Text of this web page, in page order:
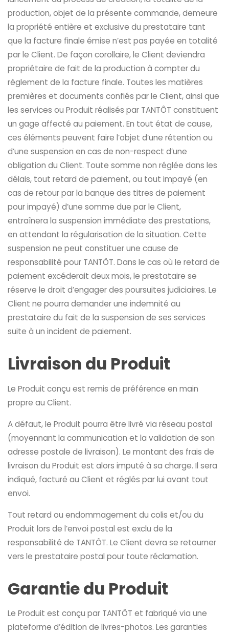
production, objet de la présente commande, demeure
la propriété entière et exclusive du prestataire tant
que la facture finale émise n’est pas payée en totalité
par le Client. De façon corollaire, le Client deviendra
propriétaire de fait de la production à compter du
règlement de la facture finale. Toutes les matières
premières et documents confiés par le Client, ainsi que
les services ou Produit réalisés par TANTÔT constituent
un gage affecté au paiement. En tout état de cause,
ces éléments peuvent faire l’objet d’une rétention ou
d’une suspension en cas de non-respect d’une
obligation du Client. Toute somme non réglée dans les
délais, tout retard de paiement, ou tout impayé (en
cas de retour par la banque des titres de paiement
pour impayé) d’une somme due par le Client,
entraînera la suspension immédiate des prestations,
en attendant la régularisation de la situation. Cette
suspension ne peut constituer une cause de
responsabilité pour TANTÔT. Dans le cas où le retard de
paiement excéderait deux mois, le prestataire se
réserve le droit d’engager des poursuites judiciaires. Le
Client ne pourra demander une indemnité au
prestataire du fait de la suspension de ses services
suite à un incident de paiement.
Livraison du Produit
Le Produit conçu est remis de préférence en main
propre au Client.
A défaut, le Produit pourra être livré via réseau postal
(moyennant la communication et la validation de son
adresse postale de livraison). Le montant des frais de
livraison du Produit est alors imputé à sa charge. Il sera
indiqué, facturé au Client et réglés par lui avant tout
envoi.
Tout retard ou endommagement du colis et/ou du
Produit lors de l’envoi postal est exclu de la
responsabilité de TANTÔT. Le Client devra se retourner
vers le prestataire postal pour toute réclamation.
Garantie du Produit
Le Produit est conçu par TANTÔT et fabriqué via une
plateforme d’édition de livres-photos. Les garanties